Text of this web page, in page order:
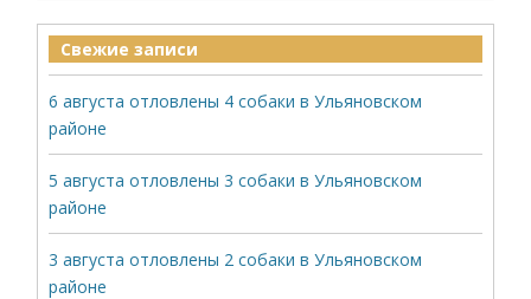
Свежие записи
6 августа отловлены 4 собаки в Ульяновском
районе
5 августа отловлены 3 собаки в Ульяновском
районе
3 августа отловлены 2 собаки в Ульяновском
районе